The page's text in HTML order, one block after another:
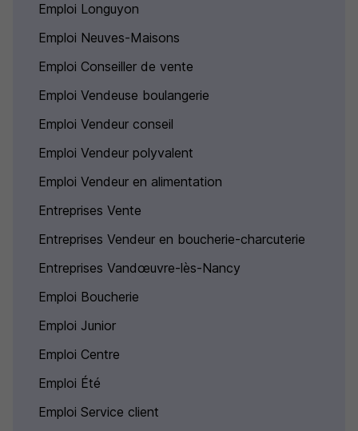
Emploi Longuyon
Emploi Neuves-Maisons
Emploi Conseiller de vente
Emploi Vendeuse boulangerie
Emploi Vendeur conseil
Emploi Vendeur polyvalent
Emploi Vendeur en alimentation
Entreprises Vente
Entreprises Vendeur en boucherie-charcuterie
Entreprises Vandœuvre-lès-Nancy
Emploi Boucherie
Emploi Junior
Emploi Centre
Emploi Été
Emploi Service client